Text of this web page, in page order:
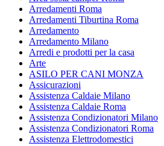
Arredamenti Roma
Arredamenti Tiburtina Roma
Arredamento
Arredamento Milano
Arredi e prodotti per la casa
Arte
ASILO PER CANI MONZA
Assicurazioni
Assistenza Caldaie Milano
Assistenza Caldaie Roma
Assistenza Condizionatori Milano
Assistenza Condizionatori Roma
Assistenza Elettrodomestici